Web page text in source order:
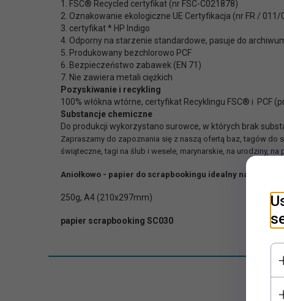
1. FSC® Recycled certyfikat (nr FSC-C021878)
2. Oznakowanie ekologiczne UE Certyfikacja (nr FR / 011/
3. certyfikat * HP Indigo
4. Odporny na starzenie standardowe, pasuje do
5. Produkowany bezchlorowo PCF
6. Bezpieczeństwo zabawek (EN 71)
7. Nie zawiera metali ciężkich
Pozyskiwanie i recykling
100% włókna wtórne, certyfikat Recyklingu FSC® i PCF
Substancje chemiczne
Do produkcji wykorzystano surowce, w których brak
Zapraszamy do zapoznania się z naszą ofertą baz, tagów do
świąteczne, tagi na ślub i wesele, marynarskie, na urodziny, na
Aniołkowo - papier do scrapbookingu idealny na Twój
250g, A4 (210x297mm)
papier scrapbooking SC030